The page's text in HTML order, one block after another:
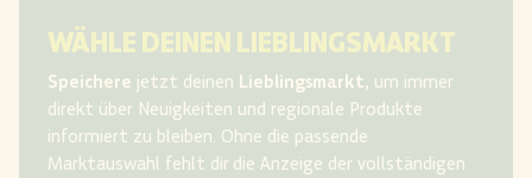
WÄHLE DEINEN LIEBLINGSMARKT
Speichere jetzt deinen Lieblingsmarkt, um immer
direkt über Neuigkeiten und regionale Produkte
informiert zu bleiben. Ohne die passende
Marktauswahl fehlt dir die Anzeige der vollständigen